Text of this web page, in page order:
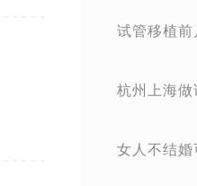
试管移植
杭州上海做
女人不结